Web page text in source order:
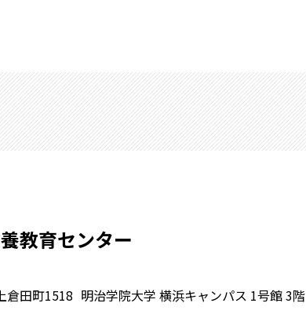
教育センター
倉田町1518 明治学院大学 横浜キャンパス 1号館 3階